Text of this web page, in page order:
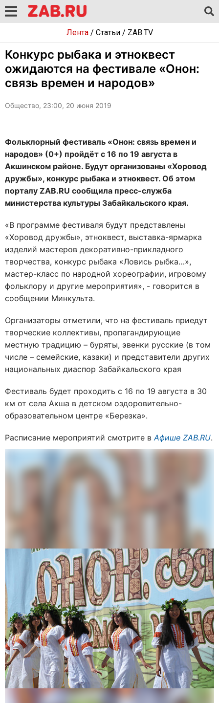
Лента/ Статьи/ ZAB.TV
Конкурс рыбака и этноквест
ожидаются на фестивале «Онон:
связь времен и народов»
Общество, 23:00, 20 июня 2019
Фольклорный фестиваль «Онон: связь времен и
народов» (0+) пройдёт с 16 по 19 августа в
Акшинском районе. Будут организованы «Хоровод
дружбы», конкурс рыбака и этноквест. Об этом
порталу ZAB.RU сообщила пресс-служба
министерства культуры Забайкальского края.
«В программе фестиваля будут представлены
«Хоровод дружбы», этноквест, выставка-ярмарка
изделий мастеров декоративно-прикладного
творчества, конкурс рыбака «Ловись рыбка…»,
мастер-класс по народной хореографии, игровому
фольклору и другие мероприятия», - говорится в
сообщении Минкульта.
Организаторы отметили, что на фестиваль приедут
творческие коллективы, пропагандирующие
местную традицию – буряты, эвенки русские (в том
числе – семейские, казаки) и представители других
национальных диаспор Забайкальского края
Фестиваль будет проходить с 16 по 19 августа в 30
км от села Акша в детском оздоровительно-
образовательном центре «Березка».
Расписание мероприятий смотрите вАфише ZAB.RU.